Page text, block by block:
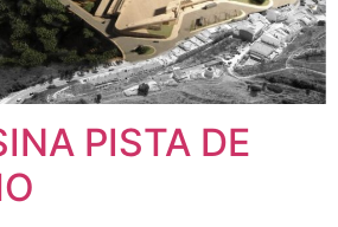
PISTA DE